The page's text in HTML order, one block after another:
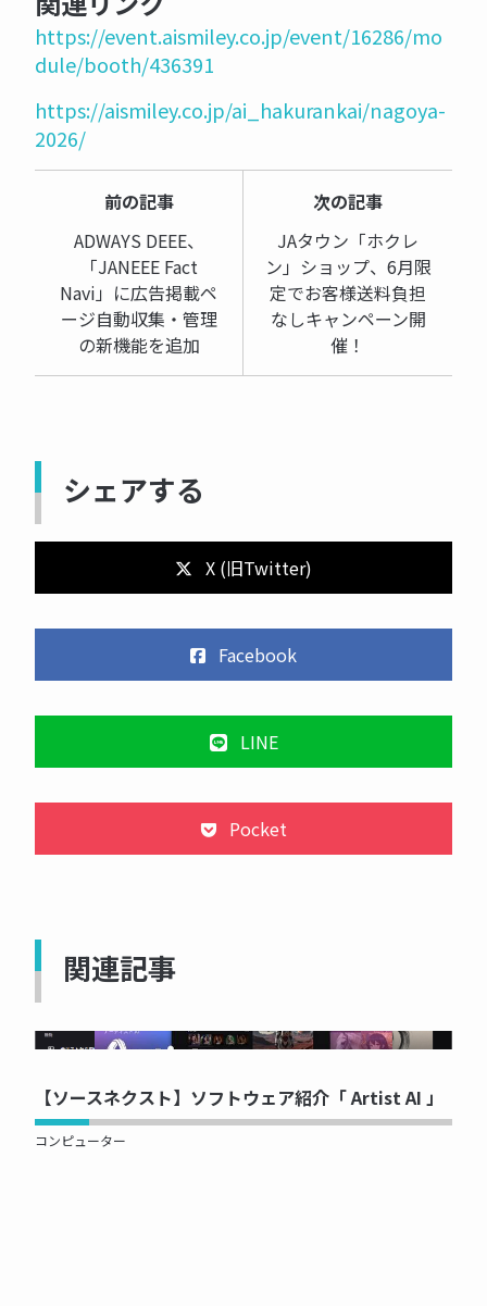
https://event.aismiley.co.jp/event/16286/mo
dule/booth/436391
https://aismiley.co.jp/ai_hakurankai/nagoya-
2026/
前の記事
ADWAYS DEEE、
「JANEEE Fact
Navi」に広告掲載ペ
ージ自動収集・管理
の新機能を追加
次の記事
JAタウン「ホクレ
ン」ショップ、6月限
定でお客様送料負担
なしキャンペーン開
催！
シェアする
X (旧Twitter)
Facebook
LINE
Pocket
関連記事
NOW PRINTING...
【ソースネクスト】ソフトウェア紹介「 Artist AI 」
コンピューター